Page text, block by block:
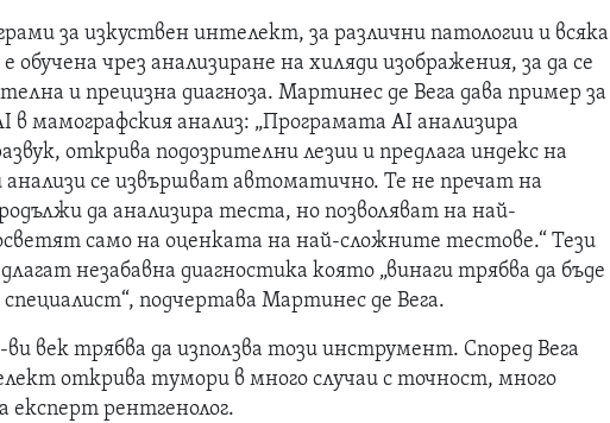
за изкуствен интелект, за различни патологии и всяка
обучена чрез анализиране на хиляди изображения, за да се
и прецизна диагноза. Мартинес де Вега дава пример за
в мамографския анализ: „Програмата AI анализира
открива подозрителни лезии и предлага индекс на
анализи се извършват автоматично. Те не пречат на
да анализира теста, но позволяват на най-
само на оценката на най-сложните тестове.“ Тези
незабавна диагностика която „винаги трябва да бъде
подчертава Мартинес де Вега.
век трябва да използва този инструмент. Според Вега
открива тумори в много случаи с точност, много
експерт рентгенолог.